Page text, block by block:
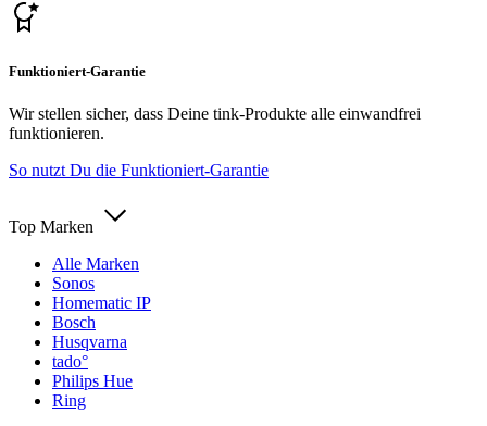
Funktioniert-Garantie
Wir stellen sicher, dass Deine tink-Produkte alle einwandfrei
funktionieren.
So nutzt Du die Funktioniert-Garantie
Top Marken
Alle Marken
Sonos
Homematic IP
Bosch
Husqvarna
tado°
Philips Hue
Ring